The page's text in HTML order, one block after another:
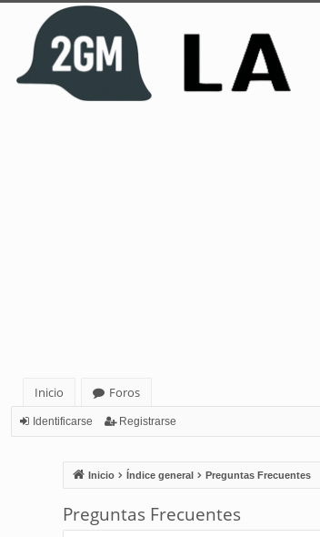
Inicio
Foros
Identificarse Registrarse
Inicio Índice general Preguntas Frecuentes
Preguntas Frecuentes